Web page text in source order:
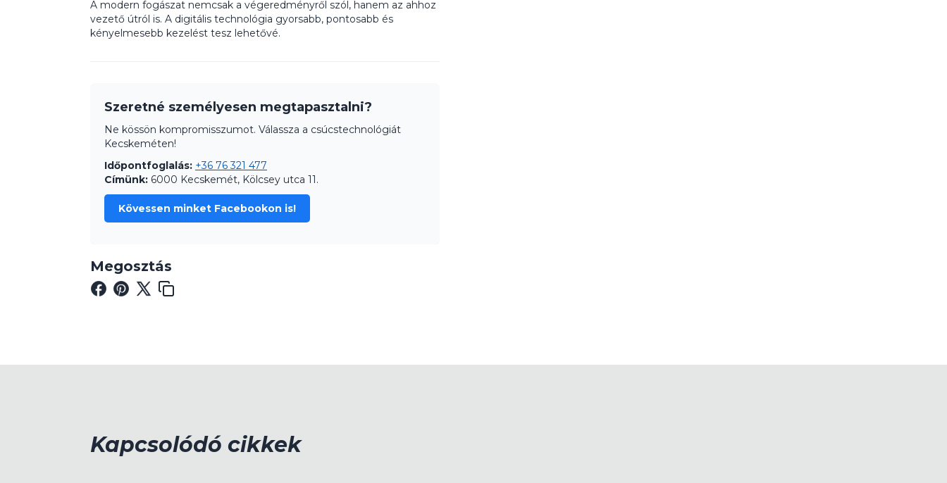
A modern fogászat nemcsak a végeredményről szól, hanem az ahhoz
vezető útról is. A digitális technológia gyorsabb, pontosabb és
kényelmesebb kezelést tesz lehetővé.
Szeretné személyesen megtapasztalni?
Ne kössön kompromisszumot. Válassza a csúcstechnológiát
Kecskeméten!
Időpontfoglalás: +36 76 321 477
Címünk: 6000 Kecskemét, Kölcsey utca 11.
Kövessen minket Facebookon is!
Megosztás
Kapcsolódó cikkek